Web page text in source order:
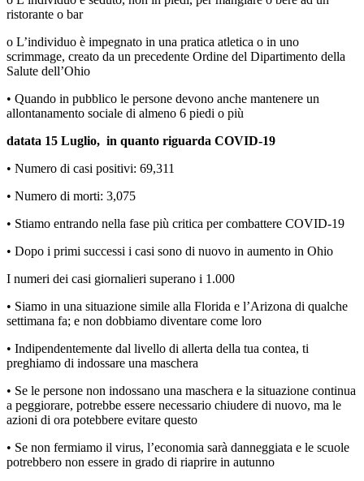
ristorante o bar
o L’individuo è impegnato in una pratica atletica o in uno
scrimmage, creato da un precedente Ordine del Dipartimento della
Salute dell’Ohio
• Quando in pubblico le persone devono anche mantenere un
allontanamento sociale di almeno 6 piedi o più
datata 15 Luglio, in quanto riguarda COVID-19
• Numero di casi positivi: 69,311
• Numero di morti: 3,075
• Stiamo entrando nella fase più critica per combattere COVID-19
• Dopo i primi successi i casi sono di nuovo in aumento in Ohio
I numeri dei casi giornalieri superano i 1.000
• Siamo in una situazione simile alla Florida e l’Arizona di qualche
settimana fa; e non dobbiamo diventare come loro
• Indipendentemente dal livello di allerta della tua contea, ti
preghiamo di indossare una maschera
• Se le persone non indossano una maschera e la situazione continua
a peggiorare, potrebbe essere necessario chiudere di nuovo, ma le
azioni di ora potebbere evitare questo
• Se non fermiamo il virus, l’economia sarà danneggiata e le scuole
potrebbero non essere in grado di riaprire in autunno